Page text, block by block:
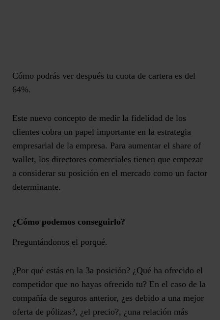
Cómo podrás ver después tu cuota de cartera es del
64%.
Este nuevo concepto de medir la fidelidad de los
clientes cobra un papel importante en la estrategia
empresarial de la empresa. Para aumentar el share of
wallet, los directores comerciales tienen que empezar
a considerar su posición en el mercado como un factor
determinante.
¿Cómo podemos conseguirlo?
Preguntándonos el porqué.
¿Por qué estás en la 3a posición? ¿Qué ha ofrecido el
competidor que no hayas ofrecido tu? En el caso de la
compañía de seguros anterior, ¿es debido a una mejor
oferta de pólizas?, ¿el precio?, ¿una relación más